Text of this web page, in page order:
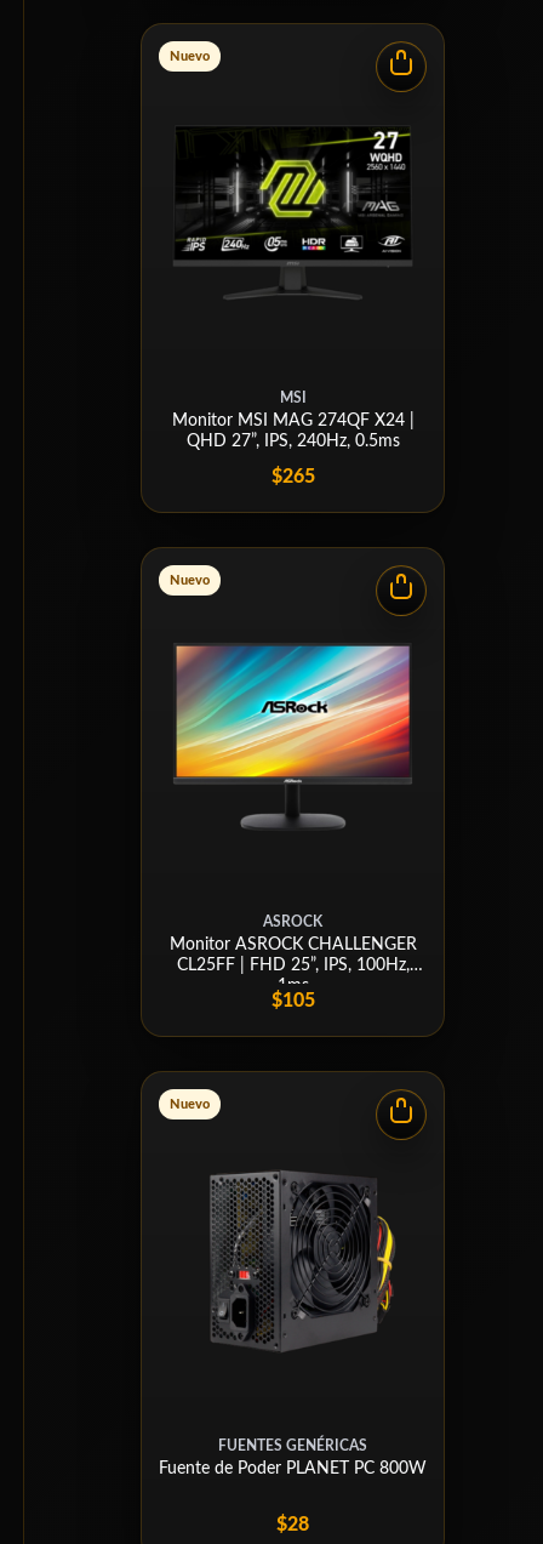
Nuevo
MSI
Monitor MSI MAG 274QF X24 |
QHD 27”, IPS, 240Hz, 0.5ms
$265
Nuevo
ASROCK
Monitor ASROCK CHALLENGER
CL25FF | FHD 25”, IPS, 100Hz,
1ms
$105
Nuevo
FUENTES GENÉRICAS
Fuente de Poder PLANET PC 800W
$28